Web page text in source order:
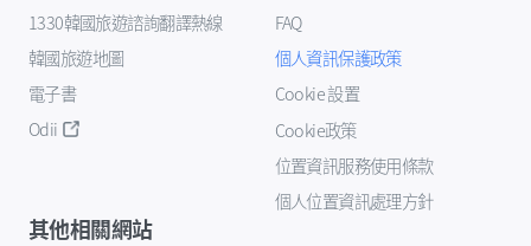
1330韓國旅遊諮詢翻譯熱線
韓國旅遊地圖
電子書
Odii
FAQ
個人資訊保護政策
Cookie 設置
Cookie政策
位置資訊服務使用條款
個人位置資訊處理方針
其他相關網站